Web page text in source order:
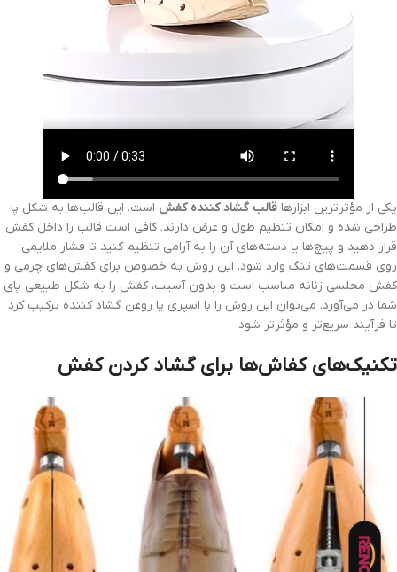
یکی از مؤثرترین ابزارها قالب گشاد کننده کفش است. این قالب‌ها به شکل پا
طراحی شده و امکان تنظیم طول و عرض دارند. کافی است قالب را داخل کفش
قرار دهید و پیچ‌ها یا دسته‌های آن را به آرامی تنظیم کنید تا فشار ملایمی
روی قسمت‌های تنگ وارد شود. این روش به خصوص برای کفش‌های چرمی و
کفش مجلسی زنانه مناسب است و بدون آسیب، کفش را به شکل طبیعی پای
شما در می‌آورد. می‌توان این روش را با اسپری یا روغن گشاد کننده ترکیب کرد
تا فرآیند سریع‌تر و مؤثرتر شود.
تکنیک‌های کفاش‌ها برای گشاد کردن کفش